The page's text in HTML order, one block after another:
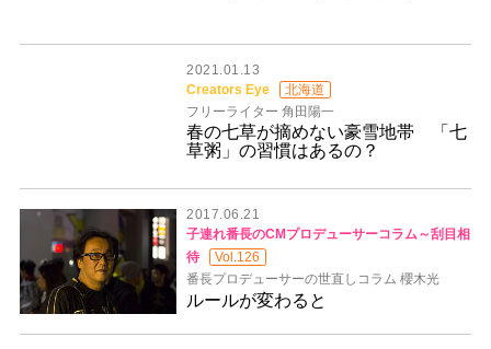
2021.01.13
Creators Eye
北海道
フリーライター 角田陽一
春の七草が摘めない豪雪地帯 「七
草粥」の習慣はあるの？
2017.06.21
子連れ番長のCMプロデューサーコラム～刮目相
待
Vol.126
番長プロデューサーの世直しコラム 櫻木光
ルールが変わると